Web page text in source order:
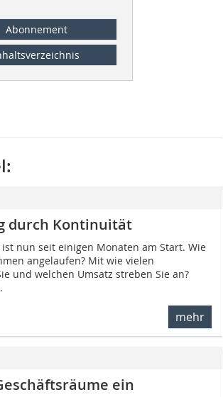
Abonnement
durch Kontinuität
ist nun seit einigen Monaten am Start. Wie
angelaufen? Mit wie vielen
und welchen Umsatz streben Sie an?
mehr
ein